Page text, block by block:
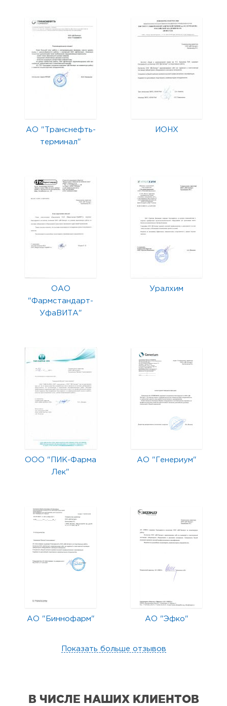
АО "Транснефть-
терминал"
ИОНХ
ОАО
"Фармстандарт-
УфаВИТА"
Уралхим
ООО "ПИК-Фарма
Лек"
АО "Генериум"
АО "Биннофарм" АО "Эфко"
Показать больше отзывов
В ЧИСЛЕ НАШИХ КЛИЕНТОВ